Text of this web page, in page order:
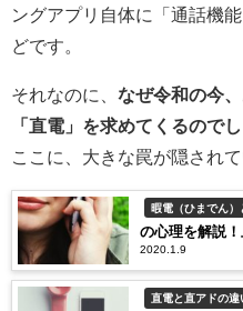
ングアプリ自体に「通話機
どです。
それなのに、 なぜ令和の今
「直電」を求めてくるので
ここに、大きな罠が隠されて
暇電（ひまでん）
の心理を解説
2020.1.9
直電と直アドの違